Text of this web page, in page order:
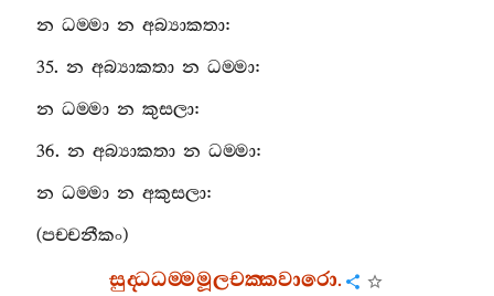
න ධම‍්මා න අබ්‍යාකතා:
35. න අබ්‍යාකතා න ධම‍්මා:
න ධම‍්මා න කුසලා:
36. න අබ්‍යාකතා න ධම‍්මා:
න ධම‍්මා න අකුසලා:
(පච‍්චනීකං)
සුද‍්ධධම‍්මමූලචක‍්කවාරො.